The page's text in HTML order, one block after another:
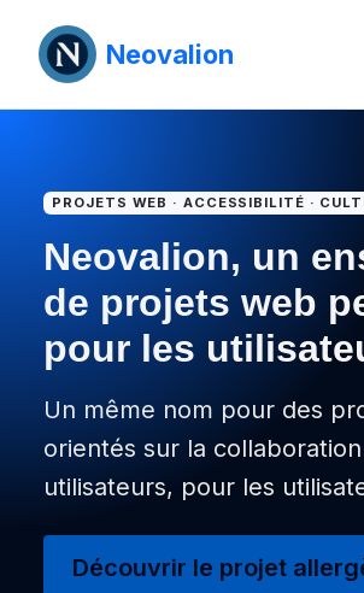
Neovalion
PROJETS WEB · ACCESSIBILITÉ ·
Neovalion, un
de projets web
pour les
Un même nom pour des
orientés sur la
utilisateurs, pour les
Découvrir le projet